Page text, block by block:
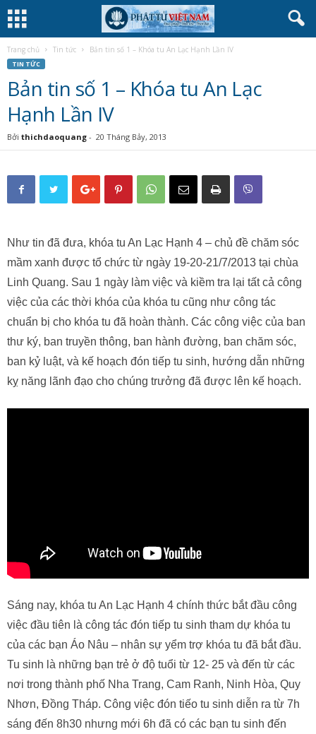
Trang chủ Tin tức Bản tin số 1 – Khóa tu An Lạc Hạnh Lần IV
TIN TỨC
Bản tin số 1 – Khóa tu An Lạc
Hạnh Lần IV
Bởi thichdaoquang - 20 Tháng Bảy, 2013
Như tin đã đưa, khóa tu An Lạc Hạnh 4 – chủ đề chăm sóc
mầm xanh được tổ chức từ ngày 19-20-21/7/2013 tại chùa
Linh Quang. Sau 1 ngày làm việc và kiềm tra lại tất cả công
việc của các thời khóa của khóa tu cũng như công tác
chuẩn bị cho khóa tu đã hoàn thành. Các công việc của ban
thư ký, ban truyền thông, ban hành đường, ban chăm sóc,
ban kỷ luật, và kế hoạch đón tiếp tu sinh, hướng dẫn những
kỵ năng lãnh đạo cho chúng trưởng đã được lên kế hoạch.
Sáng nay, khóa tu An Lạc Hạnh 4 chính thức bắt đầu công
việc đầu tiên là công tác đón tiếp tu sinh tham dự khóa tu
của các bạn Áo Nâu – nhân sự yểm trợ khóa tu đã bắt đầu.
Tu sinh là những bạn trẻ ở độ tuổi từ 12- 25 và đến từ các
nơi trong thành phố Nha Trang, Cam Ranh, Ninh Hòa, Quy
Nhơn, Đồng Tháp. Công việc đón tiếo tu sinh diễn ra từ 7h
sáng đến 8h30 nhưng mới 6h đã có các bạn tu sinh đến